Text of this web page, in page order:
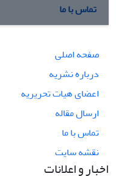
تماس با ما
صفحه اصلی
درباره نشریه
اعضای هیات تحریریه
ارسال مقاله
تماس با ما
نقشه سایت
اخبار و اعلانات